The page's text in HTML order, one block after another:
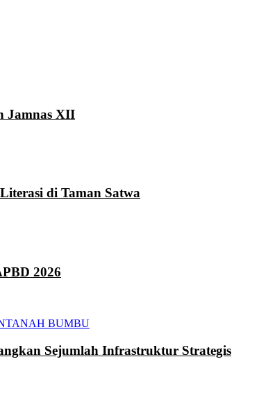
Jamnas XII
di Taman Satwa
2026
TANAH BUMBU
Sejumlah Infrastruktur Strategis